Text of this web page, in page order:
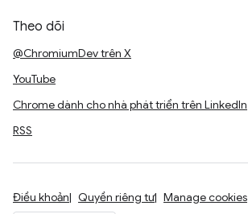
Theo dõi
@ChromiumDev trên X
YouTube
Chrome dành cho nhà phát triển trên LinkedIn
RSS
Điều khoản Quyền riêng tư Manage cookies